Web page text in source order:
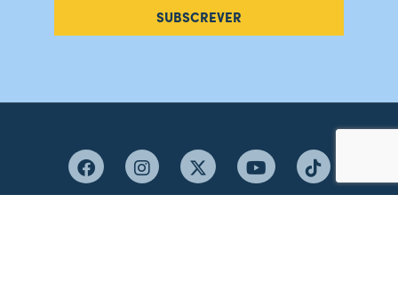
SUBSCREVER